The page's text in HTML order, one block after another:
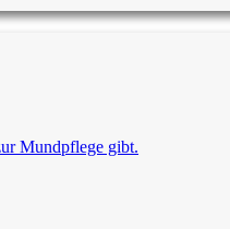
Mundpflege gibt.